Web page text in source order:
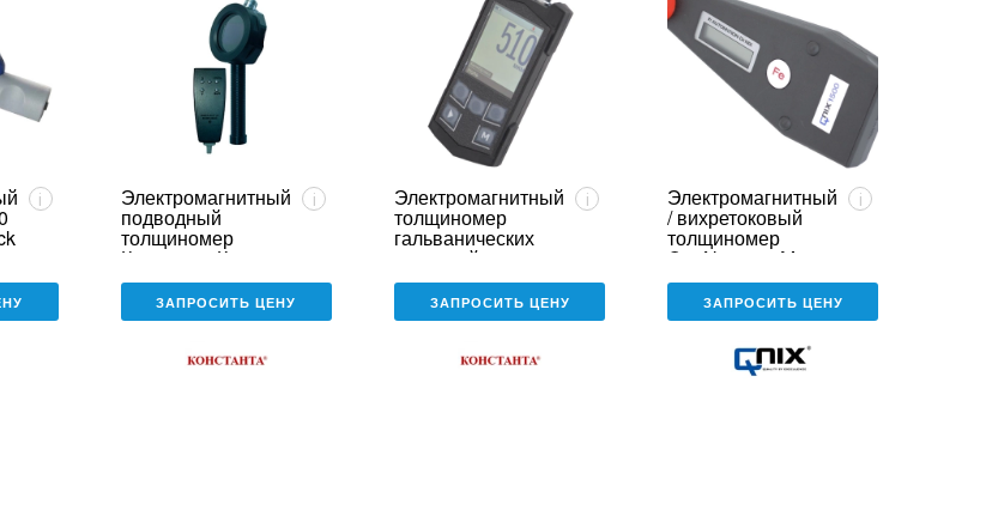
i Электромагнитный
подводный
толщиномер
Константа К5
(взрывозащищенный)
i
ЗАПРОСИТЬ ЦЕНУ
Электромагнитный
толщиномер
гальванических
покрытий
Константа К6Г
i
ЗАПРОСИТЬ ЦЕНУ
Электромагнитный
/ вихретоковый
толщиномер
QuaNix 1500М
i
ЗАПРОСИТЬ ЦЕНУ